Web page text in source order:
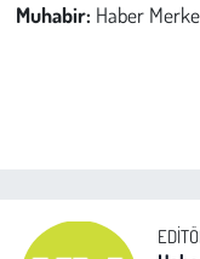
Muhabir: Haber